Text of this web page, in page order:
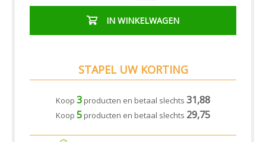
IN WINKELWAGEN
STAPEL UW KORTING
Koop 3 producten en betaal slechts 31,88
Koop 5 producten en betaal slechts 29,75